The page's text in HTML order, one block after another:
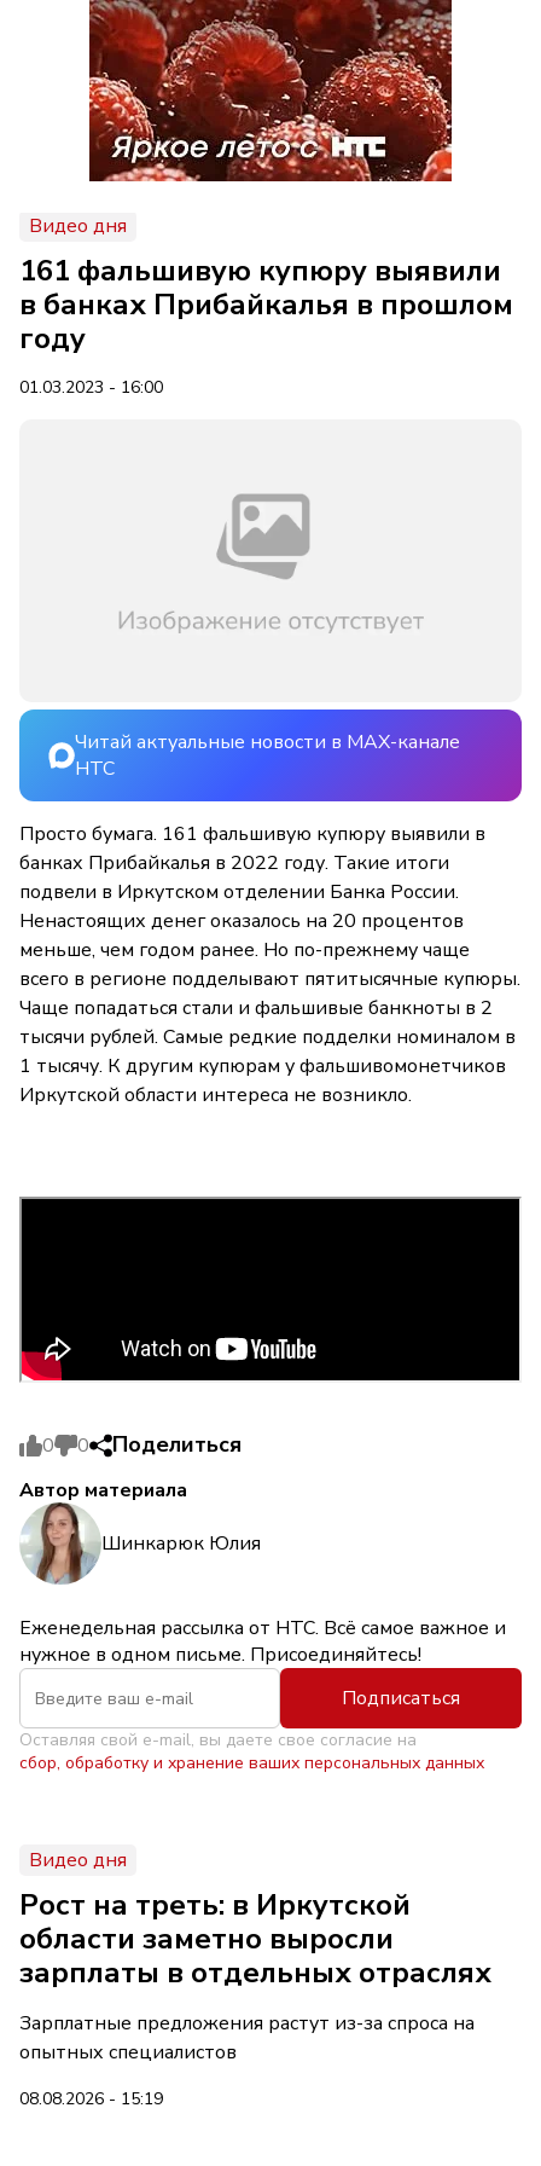
Видео дня
161 фальшивую купюру выявили
в банках Прибайкалья в прошлом
году
01.03.2023 - 16:00
Читай актуальные новости в MAX-канале
НТС
Просто бумага. 161 фальшивую купюру выявили в
банках Прибайкалья в 2022 году. Такие итоги
подвели в Иркутском отделении Банка России.
Ненастоящих денег оказалось на 20 процентов
меньше, чем годом ранее. Но по-прежнему чаще
всего в регионе подделывают пятитысячные купюры.
Чаще попадаться стали и фальшивые банкноты в 2
тысячи рублей. Самые редкие подделки номиналом в
1 тысячу. К другим купюрам у фальшивомонетчиков
Иркутской области интереса не возникло.
0 0 Поделиться
Автор материала
Шинкарюк Юлия
Еженедельная рассылка от НТС. Всё самое важное и
нужное в одном письме. Присоединяйтесь!
Подписаться
Оставляя свой e-mail, вы даете свое согласие на
сбор, обработку и хранение ваших персональных данных
Видео дня
Рост на треть: в Иркутской
области заметно выросли
зарплаты в отдельных отраслях
Зарплатные предложения растут из-за спроса на
опытных специалистов
08.08.2026 - 15:19